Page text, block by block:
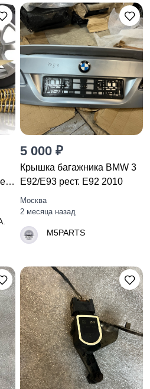
5 000 ₽
Крышка багажника BMW 3
E92/E93 рест. E92 2010
Москва
2 месяца назад
M5PARTS